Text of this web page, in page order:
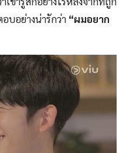
อบอย่างน่ารักว่า “ผมอยาก